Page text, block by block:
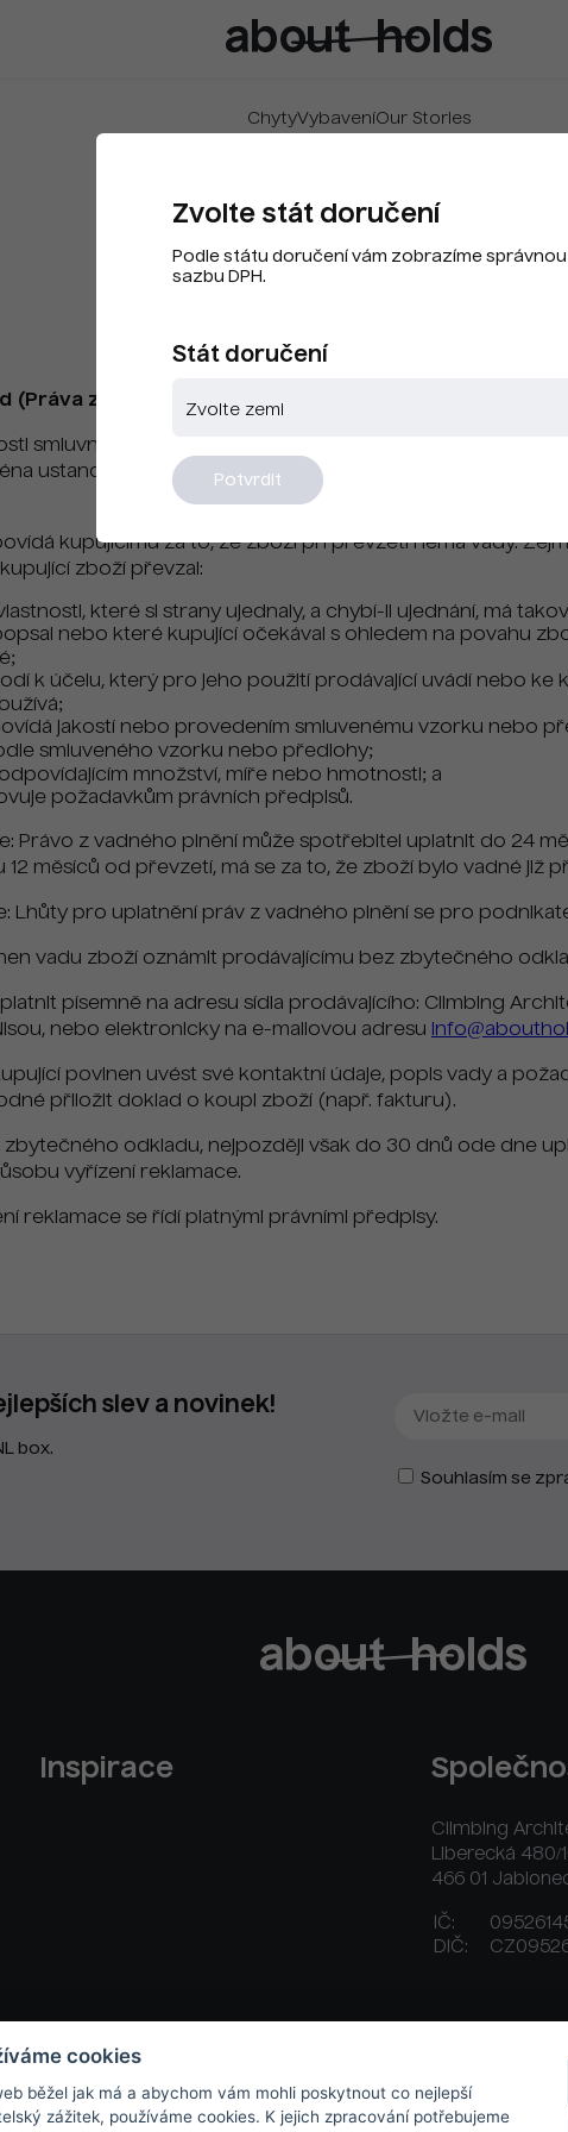
ChytyVybaveníOur Stories
Raklamační
(Práva z vadného plnění)
smluvních stran ohledně práv z vadného plnění se řídí
ustanoveními § 1914 až 1925, § 2099 až 2117 a pro
kupujícímu za to, že zboží při převzetí nemá vady.
zboží převzal:
které si strany ujednaly, a chybí-li ujednání, má
nebo které kupující očekával s ohledem na povahu
k účelu, který pro jeho použití prodávající uvádí nebo
jakostí nebo provedením smluvenému vzorku nebo
smluveného vzorku nebo předlohy;
množství, míře nebo hmotnosti; a
požadavkům právních předpisů.
Právo z vadného plnění může spotřebitel uplatnit do 24
12 měsíců od převzetí, má se za to, že zboží bylo vadné již
Lhůty pro uplatnění práv z vadného plnění se pro
vadu zboží oznámit prodávajícímu bez zbytečného
písemně na adresu sídla prodávajícího: Climbing
nebo elektronicky na e-mailovou adresu
povinen uvést své kontaktní údaje, popis vady a
přiložit doklad o koupi zboží (např. fakturu).
zbytečného odkladu, nejpozději však do 30 dnů ode dne
vyřízení reklamace.
reklamace se řídí platnými právními předpisy.
slev a novinek!
box.
Souhlasím se
Inspirace
Climbing
Liberecká 480/
466 01
IČ:
DIČ:
Zvolte stát doručení
Podle státu doručení vám zobrazíme správnou
sazbu DPH.
Stát doručení
Potvrdit
cookies
běžel jak má a abychom vám mohli poskytnout co nejlepší
zážitek, používáme cookies. K jejich zpracování potřebujeme